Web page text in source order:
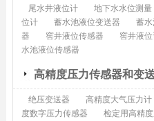
尾水井液位计
地下水水位测量
位计
蓄水池液位变送器 蓄
器
窖井液位传感器 窖井液
水池液位传感器
高精度压力传感器和变
绝压变送器 高精度大气压力计
度数字压力传感器
检定用高精